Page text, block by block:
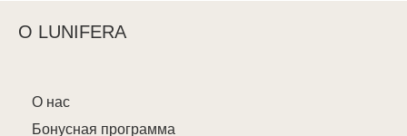
О LUNIFERA
О нас
Бонусная программа